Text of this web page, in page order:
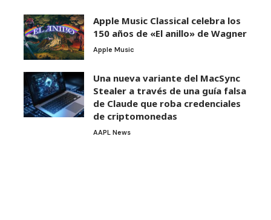
Apple Music Classical celebra los
150 años de «El anillo» de Wagner
Apple Music
Una nueva variante del MacSync
Stealer a través de una guía falsa
de Claude que roba credenciales
de criptomonedas
AAPL News